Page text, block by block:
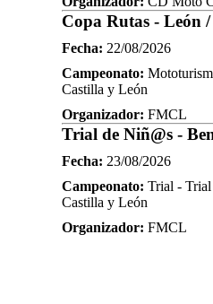
Copa Rutas - León
Fecha: 22/08/2026
Campeonato:
Castilla y León
Organizador: FMCL
Trial de Niñ@s -
Fecha: 23/08/2026
Campeonato: Trial -
Castilla y León
Organizador: FMCL